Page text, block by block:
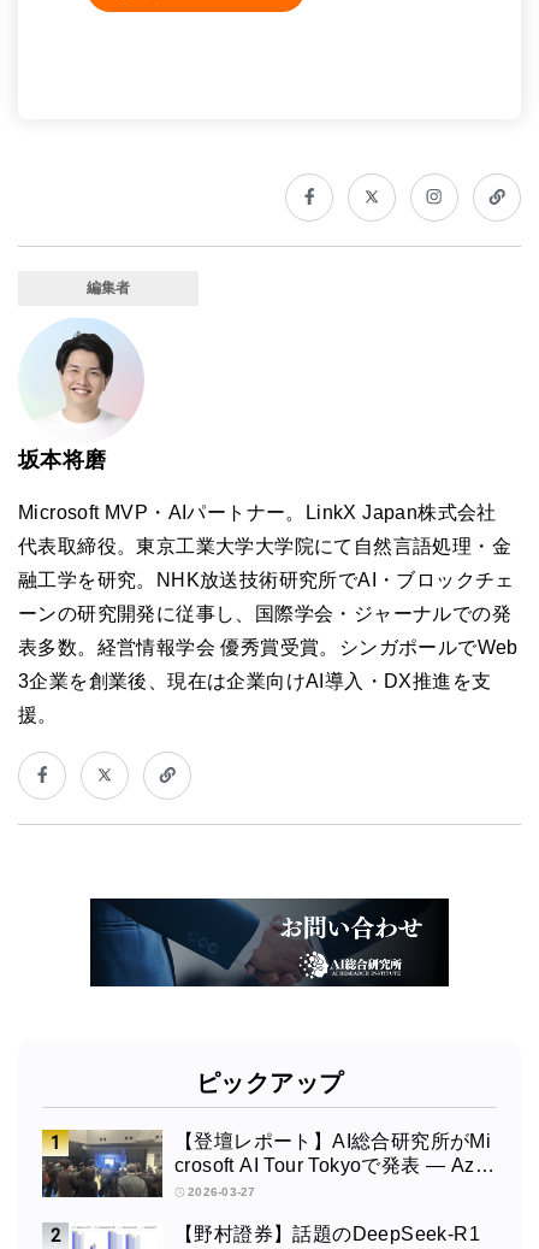
編集者
坂本将磨
Microsoft MVP・AIパートナー。LinkX Japan株式会社
代表取締役。東京工業大学大学院にて自然言語処理・金
融工学を研究。NHK放送技術研究所でAI・ブロックチェ
ーンの研究開発に従事し、国際学会・ジャーナルでの発
表多数。経営情報学会 優秀賞受賞。シンガポールでWeb
3企業を創業後、現在は企業向けAI導入・DX推進を支
援。
ピックアップ
【登壇レポート】AI総合研究所がMi
crosoft AI Tour Tokyoで発表 ― Azur
e OpenAI × Fabric × TeamsによるAI
2026-03-27
【野村證券】話題のDeepSeek-R1